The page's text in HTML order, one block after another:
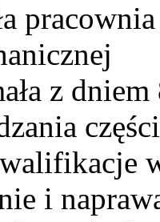
pracownia
z dniem
części
i